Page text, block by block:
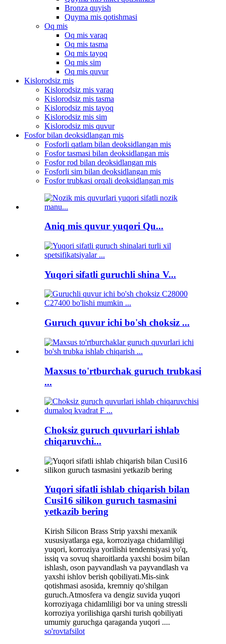
Bronza quyish
Quyma mis qotishmasi
Oq mis
Oq mis varaq
Oq mis tasma
Oq mis tayoq
Oq mis sim
Oq mis quvur
Kislorodsiz mis
Kislorodsiz mis varaq
Kislorodsiz mis tasma
Kislorodsiz mis tayoq
Kislorodsiz mis sim
Kislorodsiz mis quvur
Fosfor bilan deoksidlangan mis
Fosforli qatlam bilan deoksidlangan mis
Fosfor tasmasi bilan deoksidlangan mis
Fosfor rod bilan deoksidlangan mis
Fosforli sim bilan deoksidlangan mis
Fosfor trubkasi orqali deoksidlangan mis
Aniq mis quvur yuqori Qu...
Yuqori sifatli guruchli shina V...
Guruch quvur ichi bo'sh choksiz ...
Maxsus to'rtburchak guruch trubkasi
...
Choksiz guruch quvurlari ishlab
chiqaruvchi...
Yuqori sifatli ishlab chiqarish bilan
Cusi16 silikon guruch tasmasini
yetkazib bering
Kirish Silicon Brass Strip yaxshi mexanik
xususiyatlarga ega, korroziyaga chidamliligi
yuqori, korroziya yorilishi tendentsiyasi yo'q,
issiq va sovuq sharoitlarda yaxshi bosim bilan
ishlash, oson payvandlash va payvandlash va
yaxshi ishlov berish qobiliyati.Mis-sink
qotishmasi asosida, kremniy qo'shilgan
guruch.Atmosfera va dengiz suvida yuqori
korroziyaga chidamliligi bor va uning stressli
korroziya yorilishiga qarshi turish qobiliyati
umumiy guruchga qaraganda yuqori ....
so'rovtafsilot